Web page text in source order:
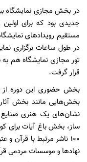
در بخش مجازی نمایشگاه
جدیدی بود که برای
مستقیم رویداد‌های
در طول ساعات برگزاری
تور مجازی نمایشگاه هم
قرار گرفت.
بخش حضوری این دوره از
بخش‌هایی مانند بخش
نشان‌های یک هنری
ساز، بخش باغ آیات برای
۱۰۰ ناشر مرتبط با
نهاد‌ها و موسسات مردمی